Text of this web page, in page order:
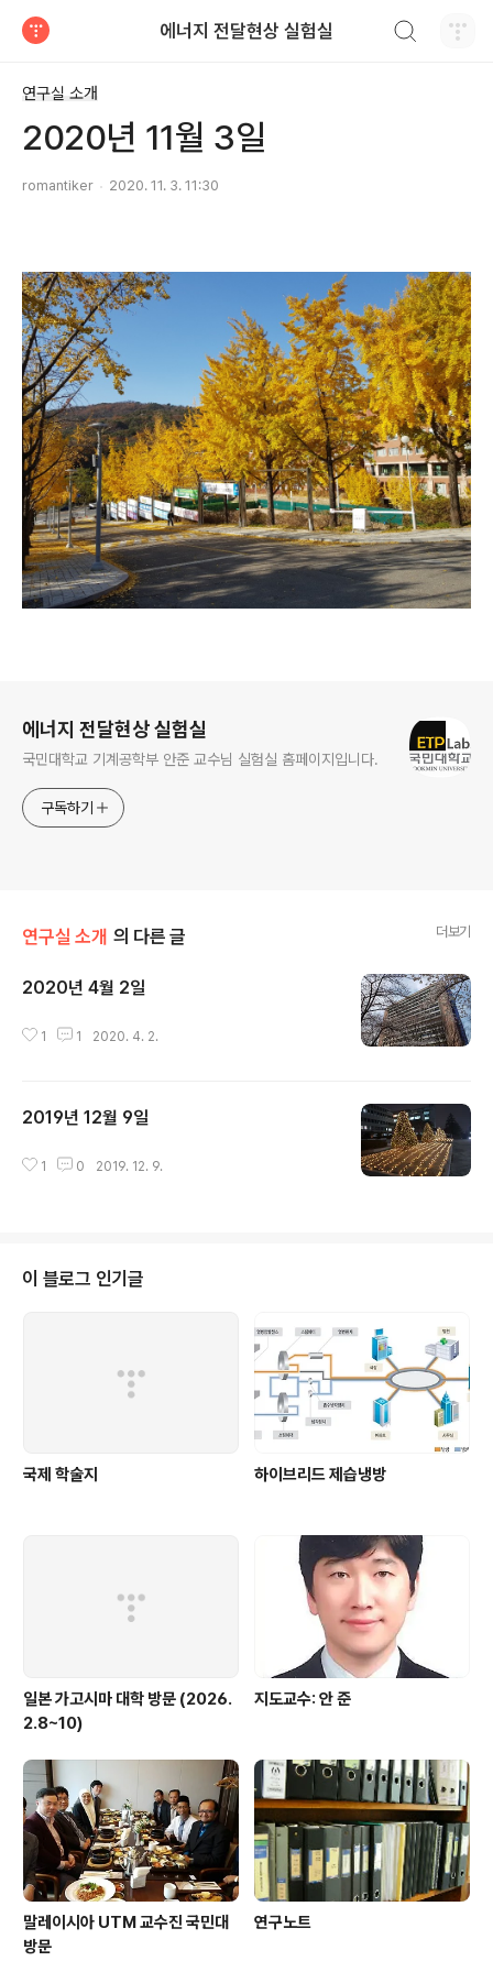
에너지 전달현상 실험실
연구실 소개
2020년 11월 3일
romantiker 2020. 11. 3. 11:30
에너지 전달현상 실험실
국민대학교 기계공학부 안준 교수님 실험실 홈페이지입니다.
구독하기
연구실 소개 의 다른 글 더보기
2020년 4월 2일
1 1 2020. 4. 2.
2019년 12월 9일
1 0 2019. 12. 9.
이 블로그 인기글
국제 학술지 하이브리드 제습냉방
일본 가고시마 대학 방문 (2026.
2.8~10)
지도교수: 안 준
말레이시아 UTM 교수진 국민대
방문
연구노트